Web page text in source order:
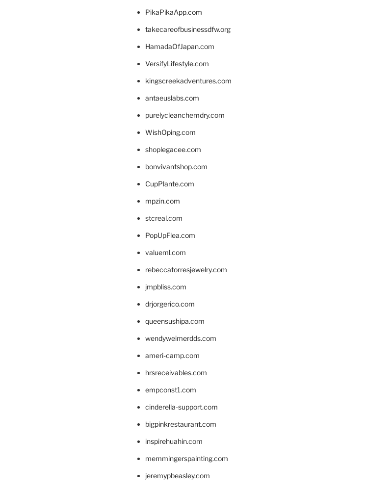
PikaPikaApp.com
takecareofbusinessdfw.org
HamadaOfJapan.com
VersifyLifestyle.com
kingscreekadventures.com
antaeuslabs.com
purelycleanchemdry.com
WishOping.com
shoplegacee.com
bonvivantshop.com
CupPlante.com
mpzin.com
stcreal.com
PopUpFlea.com
valueml.com
rebeccatorresjewelry.com
jmpbliss.com
drjorgerico.com
queensushipa.com
wendyweimerdds.com
ameri-camp.com
hrsreceivables.com
empconst1.com
cinderella-support.com
bigpinkrestaurant.com
inspirehuahin.com
memmingerspainting.com
jeremypbeasley.com